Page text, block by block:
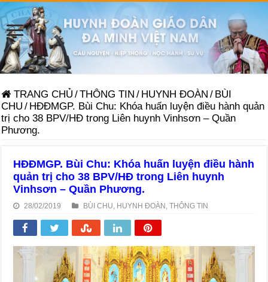
TRANG CHỦ /THÔNG TIN / HUYNH ĐOÀN / BÙI
CHU / HĐĐMGP. Bùi Chu: Khóa huấn luyện điều hành quản
trị cho 38 BPV/HĐ trong Liên huynh Vinhsơn – Quần
Phương.
HĐĐMGP. Bùi Chu: Khóa huấn luyện điều hành
quản trị cho 38 BPV/HĐ trong Liên huynh
Vinhsơn – Quần Phương.
28/02/2019 BÙI CHU HUYNH ĐOÀN ,THÔNG TIN